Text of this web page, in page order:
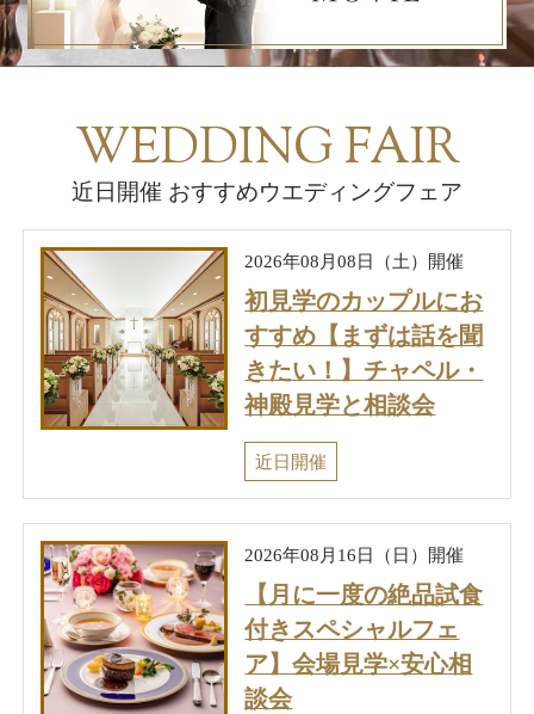
WEDDING FAIR
近日開催 おすすめウエディングフェア
2026年08月08日（土）開催
初見学のカップルにお
すすめ【まずは話を聞
きたい！】チャペル・
神殿見学と相談会
近日開催
2026年08月16日（日）開催
【月に一度の絶品試食
付きスペシャルフェ
ア】会場見学×安心相
談会
挙式までの流れ
アクセス
ご結婚披露宴規約
ザ・クレストホテル柏 総合サイト